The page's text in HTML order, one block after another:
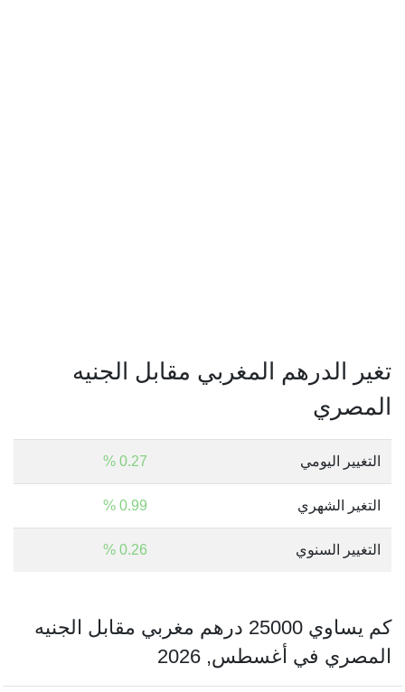
تغير الدرهم المغربي مقابل الجنيه
المصري
التغيير اليومي 0.27 %
التغير الشهري 0.99 %
التغيير السنوي 0.26 %
كم يساوي 25000 درهم مغربي مقابل الجنيه
المصري في أغسطس, 2026